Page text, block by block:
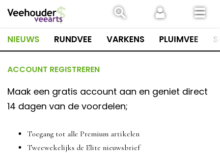
naar
inhoud
NIEUWS RUNDVEE VARKENS PLUIMVEE
ACCOUNT REGISTREREN
Maak een gratis account aan en geniet direct
14 dagen van de voordelen;
Toegang tot alle Premium artikelen
Tweewekelijks de Elite nieuwsbrief